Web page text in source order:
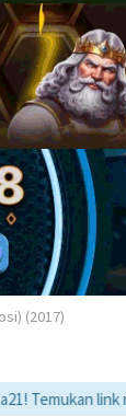
(2017)
nonton